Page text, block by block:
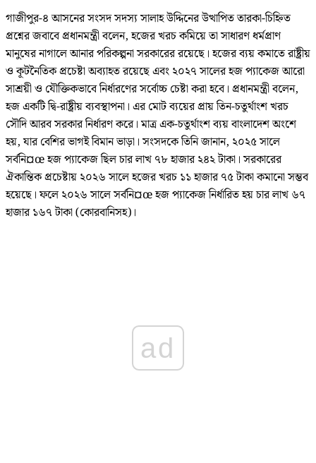
গাজীপুর-৪ আসনের সংসদ সদস্য সালাহ উদ্দিনের উত্থাপিত তারকা-চিহ্নিত
প্রশ্নের জবাবে প্রধানমন্ত্রী বলেন, হজের খরচ কমিয়ে তা সাধারণ ধর্মপ্রাণ
মানুষের নাগালে আনার পরিকল্পনা সরকারের রয়েছে। হজের ব্যয় কমাতে রাষ্ট্রীয়
ও কূটনৈতিক প্রচেষ্টা অব্যাহত রয়েছে এবং ২০২৭ সালের হজ প্যাকেজ আরো
সাশ্রয়ী ও যৌক্তিকভাবে নির্ধারণের সর্বোচ্চ চেষ্টা করা হবে। প্রধানমন্ত্রী বলেন,
হজ একটি দ্বি-রাষ্ট্রীয় ব্যবস্থাপনা। এর মোট ব্যয়ের প্রায় তিন-চতুর্থাংশ খরচ
সৌদি আরব সরকার নির্ধারণ করে। মাত্র এক-চতুর্থাংশ ব্যয় বাংলাদেশ অংশে
হয়, যার বেশির ভাগই বিমান ভাড়া। সংসদকে তিনি জানান, ২০২৫ সালে
সর্বনি¤œ হজ প্যাকেজ ছিল চার লাখ ৭৮ হাজার ২৪২ টাকা। সরকারের
ঐকান্তিক প্রচেষ্টায় ২০২৬ সালে হজের খরচ ১১ হাজার ৭৫ টাকা কমানো সম্ভব
হয়েছে। ফলে ২০২৬ সালে সর্বনি¤œ হজ প্যাকেজ নির্ধারিত হয় চার লাখ ৬৭
হাজার ১৬৭ টাকা (কোরবানিসহ)।
ad